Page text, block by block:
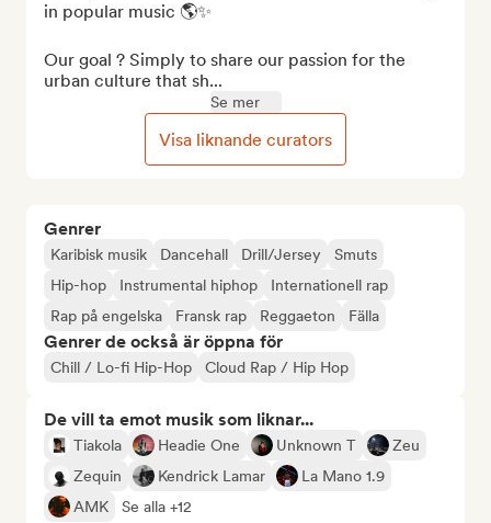
Genrer
Karibisk musik Dancehall Drill/Jersey
Smuts
Hip-hop
Instrumental hiphop
Internationell rap
Rap på engelska
Fransk rap Reggaeton Fälla
Genrer de också är öppna för
Chill / Lo-fi Hip-Hop Cloud Rap / Hip Hop
De vill ta emot musik som liknar...
Tiakola Headie One Unknown T
Zeu
Zequin
Kendrick Lamar
La Mano 1.9
AMK
Se alla +12
in popular music 🌎✨
Our goal ? Simply to share our passion for the
urban culture that sh...
Se mer
Visa liknande curators